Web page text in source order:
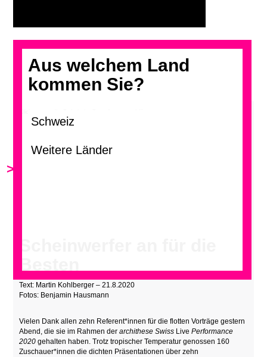
Aus welchem Land
kommen Sie?
<
>
Text: Martin Kohlberger – 21.8.2020
Fotos: Benjamin Hausmann
Vielen Dank allen zehn Referent*innen für die flotten Vorträge gestern
Abend, die sie im Rahmen derarchithese Swiss Live Performance
2020gehalten haben. Trotz tropischer Temperatur genossen 160
Zuschauer*innen die dichten Präsentationen über zehn